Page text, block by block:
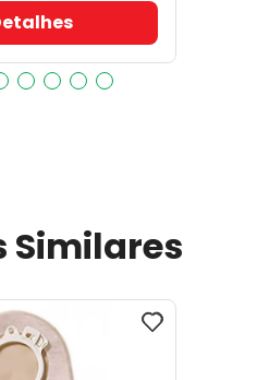
Similares